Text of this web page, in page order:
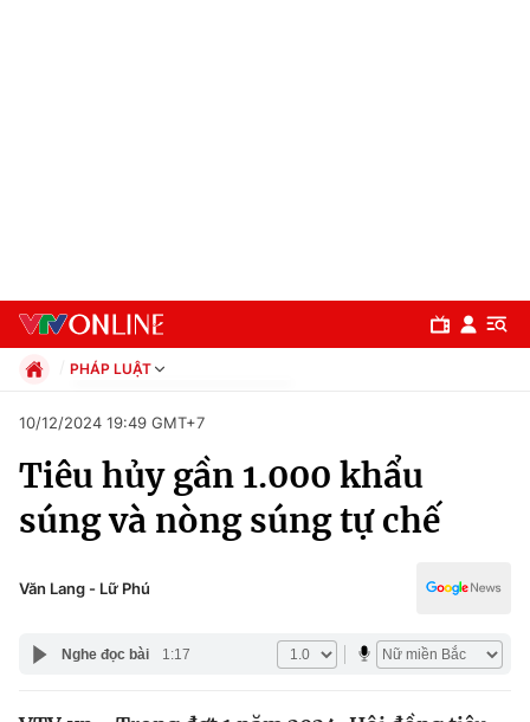
Chuyên mục
Chính trị
Xã hội
PHÁP LUẬT
Xã hội
Pháp luật
Thể thao
Văn hóa - Giải trí
Đời sống
Giáo dục
10/12/2024 19:49 GMT+7
Tiêu hủy gần 1.000 khẩu
súng và nòng súng tự chế
Văn Lang - Lữ Phú
Nghe đọc bài 1:17